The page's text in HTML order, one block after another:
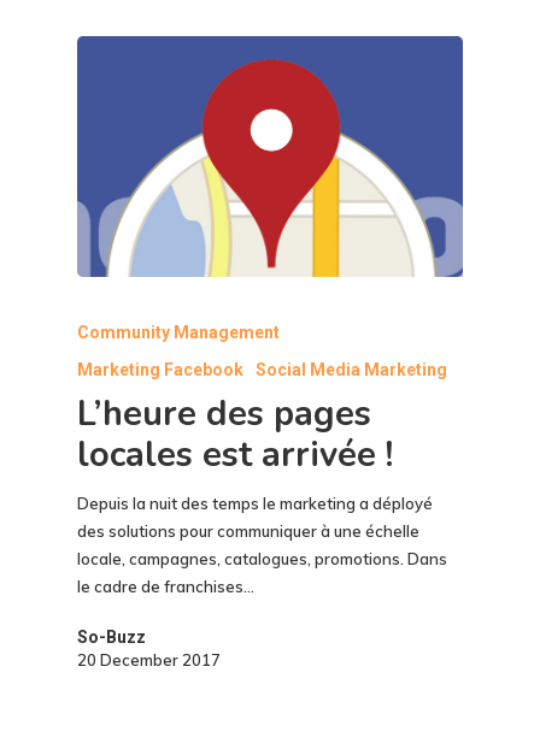
Community Management
Marketing Facebook
Social Media Marketing
L’heure des pages
locales est arrivée !
Depuis la nuit des temps le marketing a déployé
des solutions pour communiquer à une échelle
locale, campagnes, catalogues, promotions. Dans
le cadre de franchises…
So-Buzz
20 December 2017